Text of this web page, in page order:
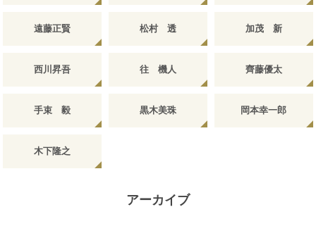
遠藤正賢 松村 透 加茂 新
西川昇吾 往 機人 齊藤優太
手束 毅 黒木美珠 岡本幸一郎
木下隆之
アーカイブ